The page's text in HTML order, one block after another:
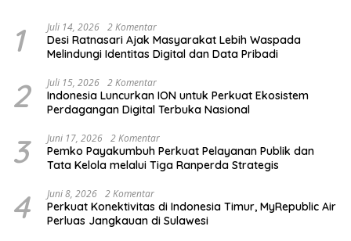
1 Juli 14, 2026 2 Komentar
Desi Ratnasari Ajak Masyarakat Lebih Waspada
Melindungi Identitas Digital dan Data Pribadi
2 Juli 15, 2026 2 Komentar
Indonesia Luncurkan ION untuk Perkuat Ekosistem
Perdagangan Digital Terbuka Nasional
3 Juni 17, 2026 2 Komentar
Pemko Payakumbuh Perkuat Pelayanan Publik dan
Tata Kelola melalui Tiga Ranperda Strategis
4 Juni 8, 2026 2 Komentar
Perkuat Konektivitas di Indonesia Timur, MyRepublic Air
Perluas Jangkauan di Sulawesi